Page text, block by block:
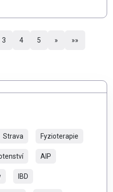
3 4 5 » »»
Strava Fyzioterapie
AIP
IBD